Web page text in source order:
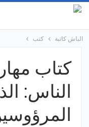
الباش كاتبة كتب
كتاب
الناس: